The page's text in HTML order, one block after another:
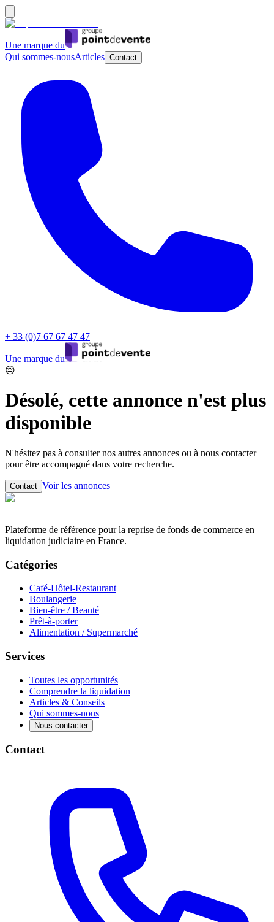
Une marque du
Qui sommes-nousArticles Contact
+ 33 (0)7 67 67 47 47
Une marque du
😔
Désolé, cette annonce n'est plus
disponible
N'hésitez pas à consulter nos autres annonces ou à nous contacter
pour être accompagné dans votre recherche.
Contact Voir les annonces
Plateforme de référence pour la reprise de fonds de commerce en
liquidation judiciaire en France.
Catégories
Café-Hôtel-Restaurant
Boulangerie
Bien-être / Beauté
Prêt-à-porter
Alimentation / Supermarché
Services
Toutes les opportunités
Comprendre la liquidation
Articles & Conseils
Qui sommes-nous
Nous contacter
Contact